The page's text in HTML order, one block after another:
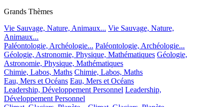
Grands Thèmes
Vie Sauvage, Nature, Animaux... Vie Sauvage, Nature,
Animaux...
Paléontologie, Archéologie... Paléontologie, Archéologie...
Géologie, Astronomie, Physique, Mathématiques Géologie,
Astronomie, Physique, Mathématiques
Chimie, Labos, Maths Chimie, Labos, Maths
Eau, Mers et Océans Eau, Mers et Océans
Leadership, Développement Personnel Leadership,
Développement Personnel